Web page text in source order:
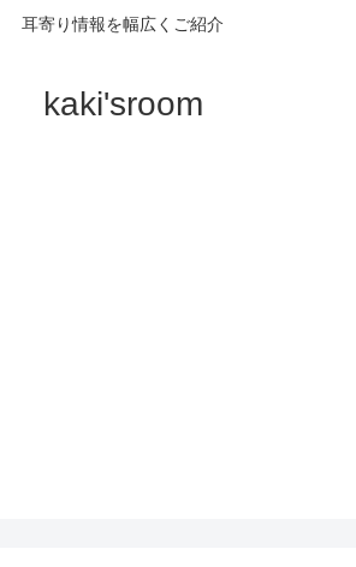
耳寄り情報を幅広くご紹介
kaki'sroom